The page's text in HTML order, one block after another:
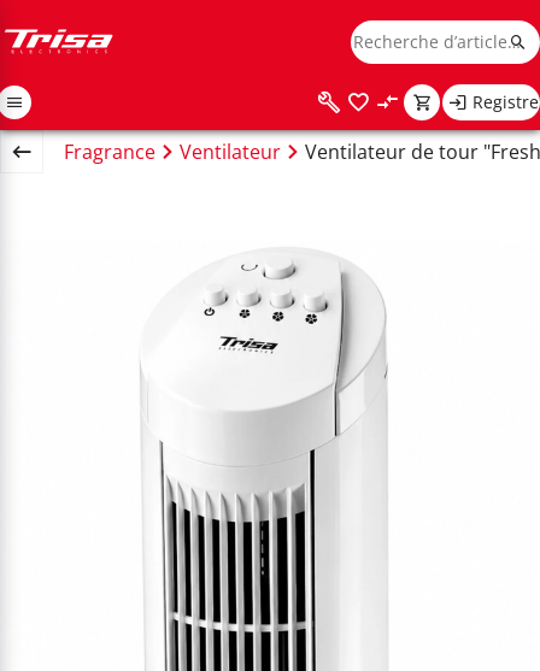
Registre
& Fragrance Ventilateur Ventilateur de tour